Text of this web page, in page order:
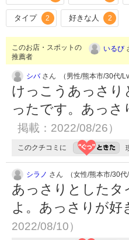
タイプ 2 好きな人 2
このお店・スポットの
推薦者
いるび
シバさん （男性/熊本市/30代/
けっこうあっさ
ったです。あっ
掲載：2022/08/26）
このクチコミに
シラノ さん （女性/熊本市/30代/
あっさりとした
よ。あっさりが
2022/08/10）